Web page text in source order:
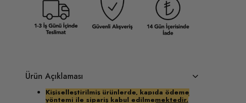
Ürün Açıklaması
Kişiselleştirilmiş ürünlerde, kapıda ödeme
yöntemi ile sipariş kabul edilmemektedir.